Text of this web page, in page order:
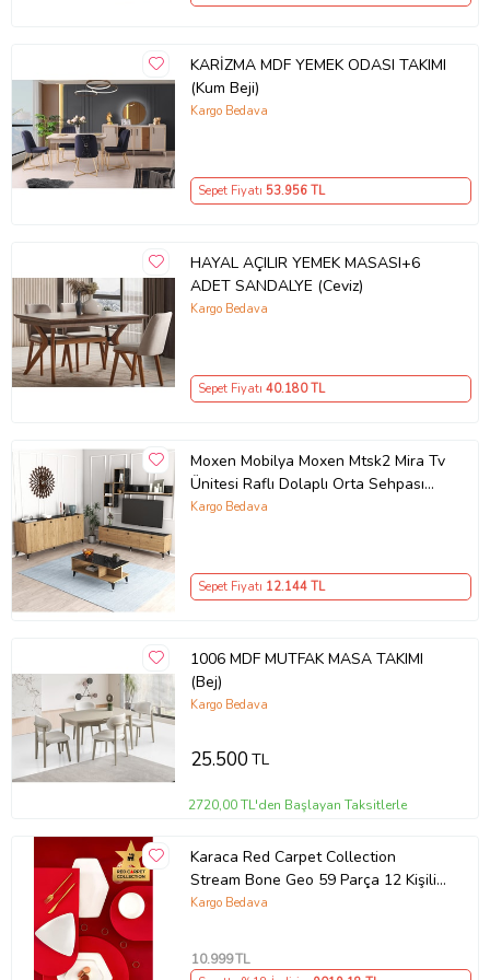
KARİZMA MDF YEMEK ODASI TAKIMI
(Kum Beji)
Kargo Bedava
Sepet Fiyatı 53.956TL
HAYAL AÇILIR YEMEK MASASI+6
ADET SANDALYE (Ceviz)
Kargo Bedava
Sepet Fiyatı 40.180TL
Moxen Mobilya Moxen Mtsk2 Mira Tv
Ünitesi Raflı Dolaplı Orta Sehpası
Ve Konsol Takımı /yemek Odası
Kargo Bedava
Sepet Fiyatı 12.144TL
1006 MDF MUTFAK MASA TAKIMI
(Bej)
Kargo Bedava
25.500TL
2720,00 TL'den Başlayan Taksitlerle
Karaca Red Carpet Collection
Stream Bone Geo 59 Parça 12 Kişilik
Yemek Takımı Gold Outlet
Kargo Bedava
10.999TL